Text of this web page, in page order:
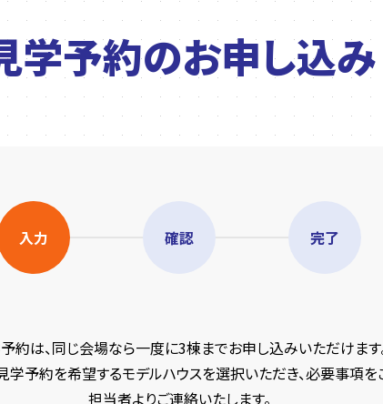
埼玉
山梨
富山
学予約のお申し込み
入力 確認 完了
約は、同じ会場なら一度に3棟までお申し込みいただけます
学予約を希望するモデルハウスを選択いただき、必要事項を
担当者よりご連絡いたします。